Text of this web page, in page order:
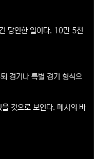
당연한 일이다. 10만 5천
경기나 특별 경기 형식으
것으로 보인다. 메시의 바